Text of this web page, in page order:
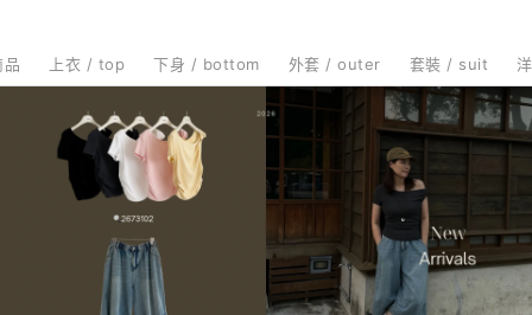
品 上衣 / top 下身 / bottom 外套 / outer 套裝 / suit